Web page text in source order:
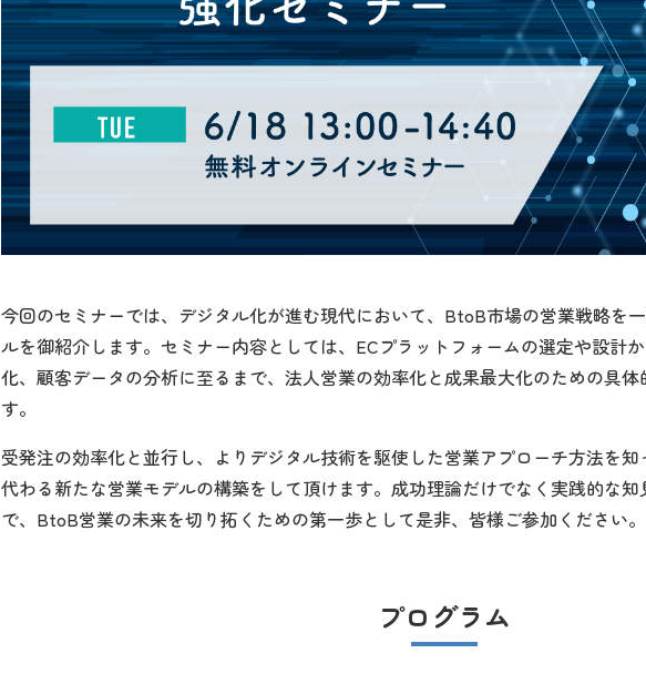
今回のセミナーでは、デジタル化が進む現代において、BtoB市場の営業戦略を
ルを御紹介します。セミナー内容としては、ECプラットフォームの選定や設計
化、顧客データの分析に至るまで、法人営業の効率化と成果最大化のための具
す。
受発注の効率化と並行し、よりデジタル技術を駆使した営業アプローチ方法を
代わる新たな営業モデルの構築をして頂けます。成功理論だけでなく実践的な
で、BtoB営業の未来を切り拓くための第一歩として是非、皆様ご参加ください。
プログラム